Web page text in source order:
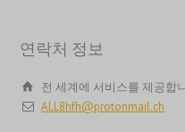
연락처 정보
전 세계에 서비스를 제공합
ALL8hfh@protonmail.ch